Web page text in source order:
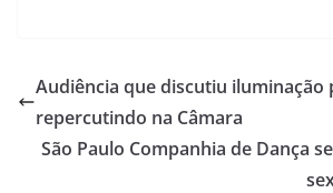
b
o
k
s
p
p
e
I
n
g
a
m
Audiência que discutiu iluminação
repercutindo na Câmara
São Paulo Companhia de Dança